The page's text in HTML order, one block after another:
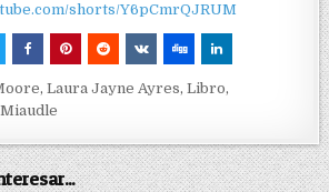
shorts/Y6pCmrQJRUM
,Laura Jayne Ayres,Libro,
Miaudle